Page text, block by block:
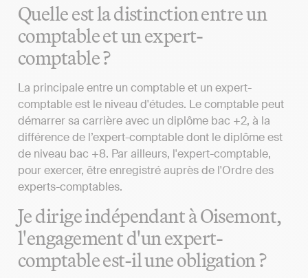
Quelle est la distinction entre un
comptable et un expert-
comptable ?
La principale entre un comptable et un expert-
comptable est le niveau d'études. Le comptable peut
démarrer sa carrière avec un diplôme bac +2, à la
différence de l’expert-comptable dont le diplôme est
de niveau bac +8. Par ailleurs, l'expert-comptable,
pour exercer, être enregistré auprès de l'Ordre des
experts-comptables.
Je dirige indépendant à Oisemont,
l'engagement d'un expert-
comptable est-il une obligation ?